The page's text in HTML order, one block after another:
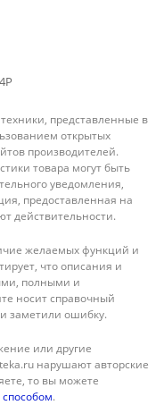
представленные в
открытых
производителей.
товара могут быть
уведомления,
предоставленная на
действительности.
желаемых функций и
что описания и
полными и
носит справочный
заметили ошибку.
или другие
нарушают авторские
то вы можете
.